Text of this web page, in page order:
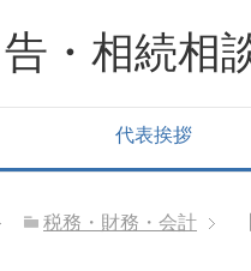
・相続相
代表挨拶
税務・財務・会計